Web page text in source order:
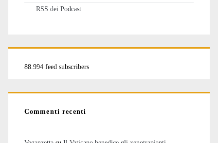
RSS dei Podcast
88.994 feed subscribers
Commenti recenti